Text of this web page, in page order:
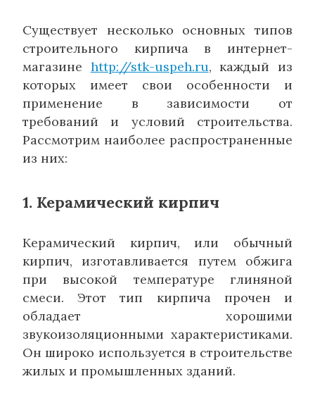
Существует несколько основных типов
строительного кирпича в интернет-
магазине http://stk-uspeh.ru, каждый из
которых имеет свои особенности и
применение в зависимости от
требований и условий строительства.
Рассмотрим наиболее распространенные
из них:
1. Керамический кирпич
Керамический кирпич, или обычный
кирпич, изготавливается путем обжига
при высокой температуре глиняной
смеси. Этот тип кирпича прочен и
обладает хорошими
звукоизоляционными характеристиками.
Он широко используется в строительстве
жилых и промышленных зданий.